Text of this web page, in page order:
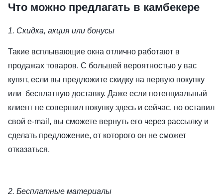
Что можно предлагать в камбекере
1. Скидка, акция или бонусы
Такие всплывающие окна отлично работают в
продажах товаров. С большей вероятностью у вас
купят, если вы предложите скидку на первую покупку
или бесплатную доставку. Даже если потенциальный
клиент не совершил покупку здесь и сейчас, но оставил
свой e-mail, вы сможете вернуть его через рассылку и
сделать предложение, от которого он не сможет
отказаться.
2. Бесплатные материалы